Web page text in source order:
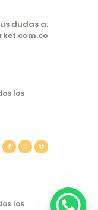
dudas a:
los
los